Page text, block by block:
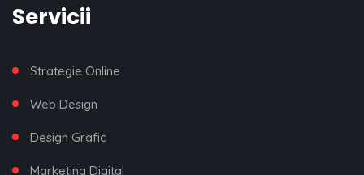
Servicii
Strategie Online
Web Design
Design Grafic
Marketing Digital